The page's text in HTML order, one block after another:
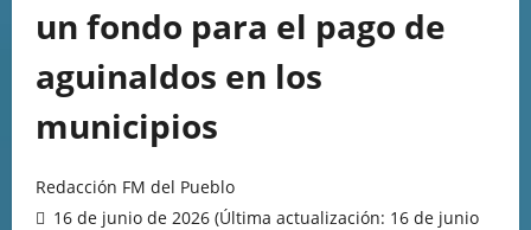
un fondo para el pago de
aguinaldos en los
municipios
Redacción FM del Pueblo
16 de junio de 2026 (Última actualización: 16 de junio